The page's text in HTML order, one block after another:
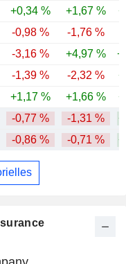
+0,34 % +1,67 %
-0,98 % -1,76 %
-3,16 % +4,97 %
-1,39 % -2,32 %
+1,17 % +1,66 %
-0,77 % -1,31 %
-0,86 % -0,71 %